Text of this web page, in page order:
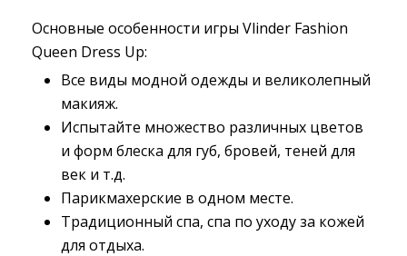
Основные особенности игры Vlinder Fashion
Queen Dress Up:
Все виды модной одежды и великолепный
макияж.
Испытайте множество различных цветов
и форм блеска для губ, бровей, теней для
век и т.д.
Парикмахерские в одном месте.
Традиционный спа, спа по уходу за кожей
для отдыха.